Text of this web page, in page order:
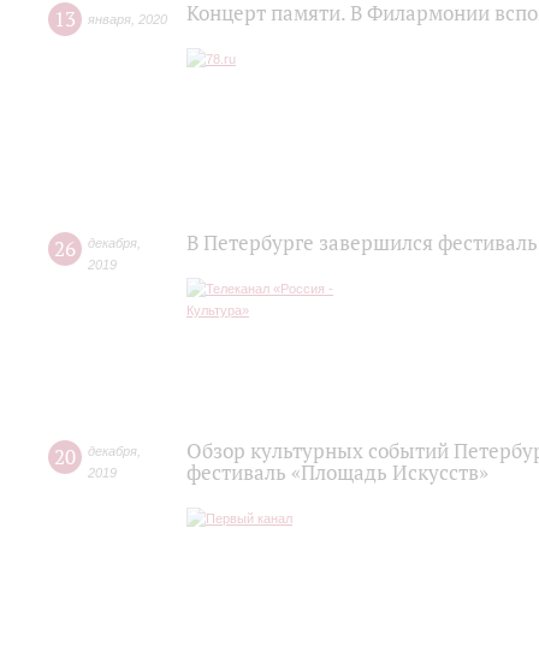
13 января 2020 Концерт памяти. В Филармонии
26 декабря
2019
В Петербурге завершился
20 декабря
2019
Обзор культурных событий
фестиваль «Площадь Искусств»